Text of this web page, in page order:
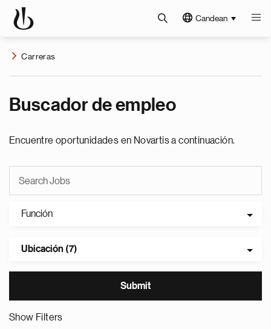
Candean
Carreras
Buscador de empleo
Encuentre oportunidades en Novartis a continuación.
Función
Ubicación (7)
Show Filters